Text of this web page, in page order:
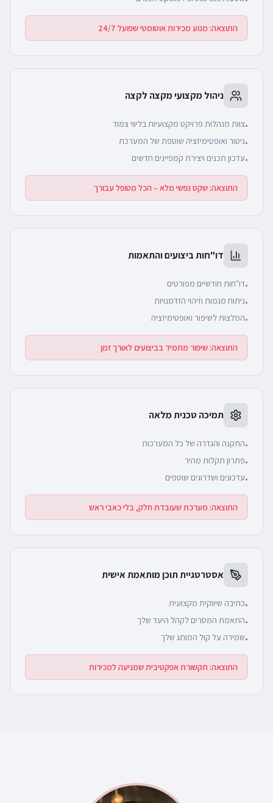
התוצאה: מנוע מכירות אוטומטי שפועל 24/7
ניהול מקצועי מקצה לקצה
•צוות מנהלות פרויקט מקצועיות בליווי צמוד
•ניטור ואופטימיזציה שוטפת של המערכת
•עדכון תכנים ויצירת קמפיינים חדשים
התוצאה:שקט נפשי מלא – הכל מטופל עבורך
דו"חות ביצועים והתאמות
•דו"חות חודשיים מפורטים
•ניתוח מגמות וזיהוי הזדמנויות
•המלצות לשיפור ואופטימיזציה
התוצאה:שיפור מתמיד בביצועים לאורך זמן
תמיכה טכנית מלאה
•התקנה והגדרה של כל המערכות
•פתרון תקלות מהיר
•עדכונים ושדרוגים שוטפים
התוצאה: מערכת שעובדת חלק, בלי כאבי ראש
אסטרטגיית תוכן מותאמת אישית
•כתיבה שיווקית מקצועית
•התאמת המסרים לקהל היעד שלך
•שמירה על קול המותג שלך
התוצאה: תקשורת אפקטיבית שמניעה למכירות